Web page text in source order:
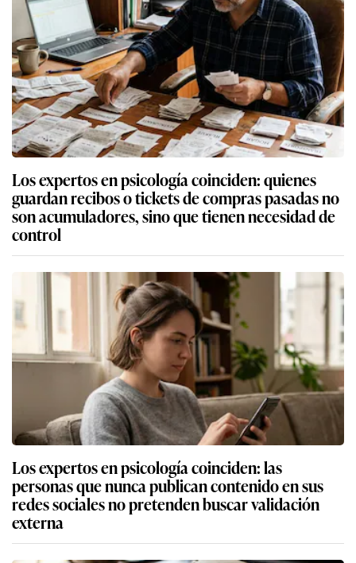
Los expertos en psicología coinciden: quienes
guardan recibos o tickets de compras pasadas no
son acumuladores, sino que tienen necesidad de
control
Los expertos en psicología coinciden: las
personas que nunca publican contenido en sus
redes sociales no pretenden buscar validación
externa